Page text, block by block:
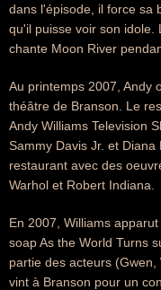
dans l'épisode, il force sa
qu'il puisse voir son idole.
chante Moon River
Au printemps 2007, Andy
théâtre de Branson. Le
Andy Williams Television
Sammy Davis Jr. et
restaurant avec des
Warhol et Robert Indiana.
En 2007, Williams
soap As the World Turns
partie des acteurs
vint à Branson pour un